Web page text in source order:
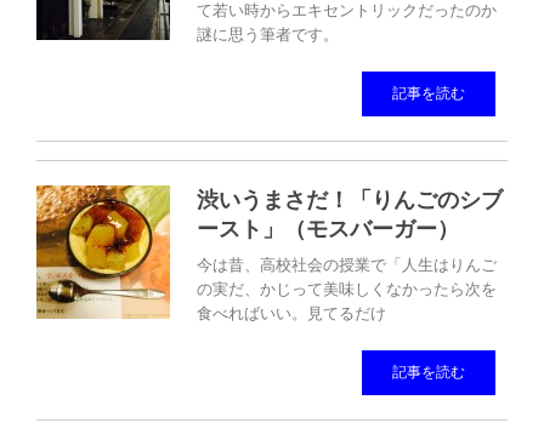
て若い時からエキセントリックだったのか
謎に思う筆者です。
記事を読む
渋いうまさだ！「りんごのシブ
ースト」（モスバーガー）
今は昔、高校社会の授業で「人生はりんご
の実だ、かじって美味しくなかったら次を
食べればいい。見てるだけ
記事を読む